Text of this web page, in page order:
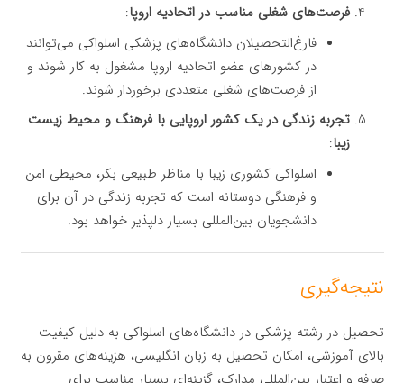
فرصت‌های شغلی مناسب در اتحادیه اروپا:
فارغ‌التحصیلان دانشگاه‌های پزشکی اسلواکی می‌توانند
در کشورهای عضو اتحادیه اروپا مشغول به کار شوند و
از فرصت‌های شغلی متعددی برخوردار شوند.
تجربه زندگی در یک کشور اروپایی با فرهنگ و محیط زیست
زیبا:
اسلواکی کشوری زیبا با مناظر طبیعی بکر، محیطی امن
و فرهنگی دوستانه است که تجربه زندگی در آن برای
دانشجویان بین‌المللی بسیار دلپذیر خواهد بود.
نتیجه‌گیری
تحصیل در رشته پزشکی در دانشگاه‌های اسلواکی به دلیل کیفیت
بالای آموزشی، امکان تحصیل به زبان انگلیسی، هزینه‌های مقرون به